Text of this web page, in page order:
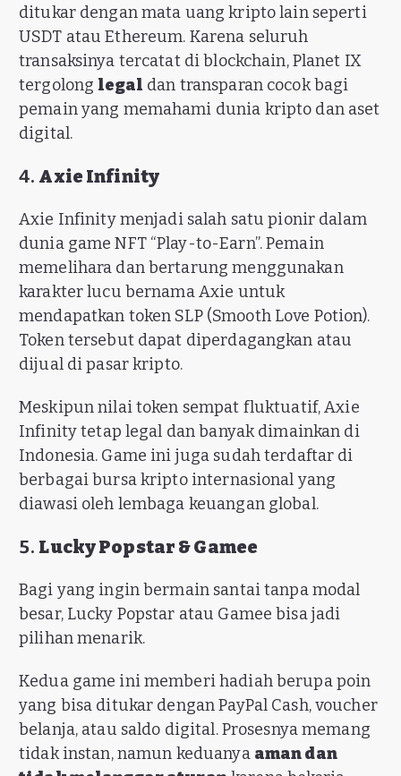
ditukar dengan mata uang kripto lain seperti
USDT atau Ethereum. Karena seluruh
transaksinya tercatat di blockchain, Planet IX
tergolong legal dan transparan cocok bagi
pemain yang memahami dunia kripto dan aset
digital.
4. Axie Infinity
Axie Infinity menjadi salah satu pionir dalam
dunia game NFT “Play-to-Earn”. Pemain
memelihara dan bertarung menggunakan
karakter lucu bernama Axie untuk
mendapatkan token SLP (Smooth Love Potion).
Token tersebut dapat diperdagangkan atau
dijual di pasar kripto.
Meskipun nilai token sempat fluktuatif, Axie
Infinity tetap legal dan banyak dimainkan di
Indonesia. Game ini juga sudah terdaftar di
berbagai bursa kripto internasional yang
diawasi oleh lembaga keuangan global.
5. Lucky Popstar & Gamee
Bagi yang ingin bermain santai tanpa modal
besar, Lucky Popstar atau Gamee bisa jadi
pilihan menarik.
Kedua game ini memberi hadiah berupa poin
yang bisa ditukar dengan PayPal Cash, voucher
belanja, atau saldo digital. Prosesnya memang
tidak instan, namun keduanya aman dan